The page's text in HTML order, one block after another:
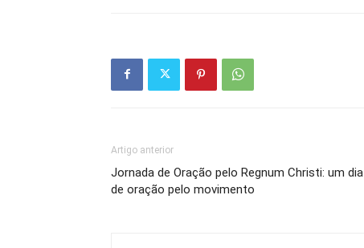
Artigo anterior
Jornada de Oração pelo Regnum Christi: um dia
de oração pelo movimento